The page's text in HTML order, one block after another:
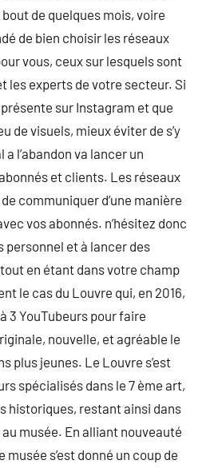
de quelques mois, voire
de bien choisir les réseaux
vous, ceux sur lesquels sont
les experts de votre secteur. Si
sur Instagram et que
de visuels, mieux éviter de s’y
l’abandon va lancer un
et clients. Les réseaux
communiquer d’une manière
vos abonnés. n’hésitez donc
personnel et à lancer des
en étant dans votre champ
le cas du Louvre qui, en 2016,
3 YouTubeurs pour faire
nouvelle, et agréable le
plus jeunes. Le Louvre s’est
spécialisés dans le 7 ème art,
historiques, restant ainsi dans
musée. En alliant nouveauté
musée s’est donné un coup de